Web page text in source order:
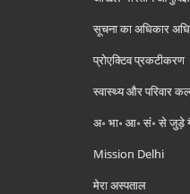
सूचना का अधिकार
प्रोएक्टिव प्रकटीकरण
स्वास्थ्य और परिवार
अ॰ भा॰ आ॰ सं॰ से जुड़े
Mission Delhi
मेरा अस्पताल